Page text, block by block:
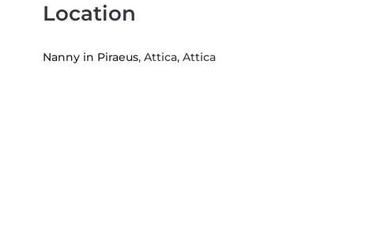
Location
Nanny in Piraeus, Attica, Attica